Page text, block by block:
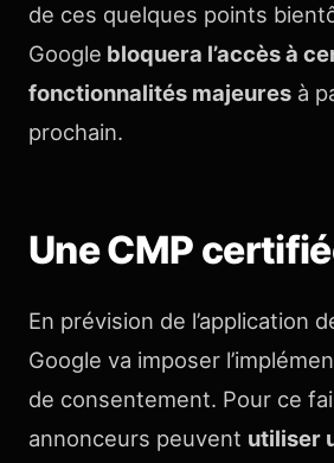
de ces quelques points
Google bloquera l’accès à
fonctionnalités majeures à
prochain.
Une CMP
En prévision de l’application
Google va imposer
de consentement. Pour ce
annonceurs peuvent utiliser